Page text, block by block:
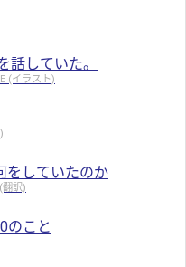
話していた。
(イラスト)
をしていたのか
翻訳)
のこと